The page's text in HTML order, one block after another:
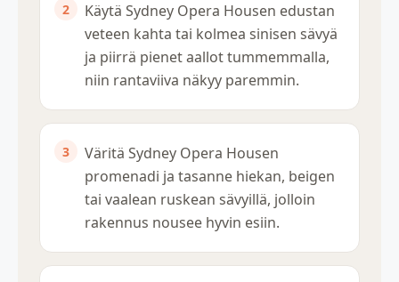
Käytä Sydney Opera Housen edustan
veteen kahta tai kolmea sinisen sävyä
ja piirrä pienet aallot tummemmalla,
niin rantaviiva näkyy paremmin.
Väritä Sydney Opera Housen
promenadi ja tasanne hiekan, beigen
tai vaalean ruskean sävyillä, jolloin
rakennus nousee hyvin esiin.